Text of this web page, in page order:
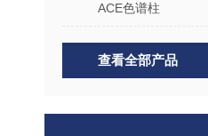
ACE色谱柱
查看全部产品